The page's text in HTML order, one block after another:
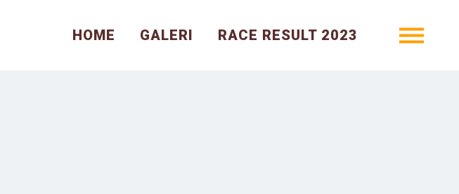
HOME GALERI RACE RESULT 2023